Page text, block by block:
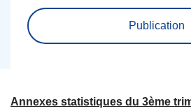
Publication
Annexes statistiques du 3ème